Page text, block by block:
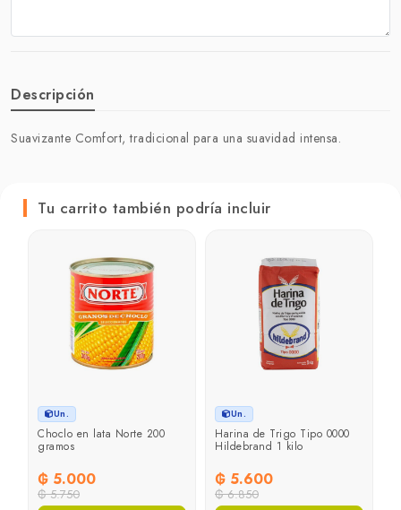
Descripción
Suavizante Comfort, tradicional para una suavidad intensa.
Tu carrito también podría incluir
Un.
Choclo en lata Norte 200
gramos
₲ 5.000
₲ 5.750
Un.
Harina de Trigo Tipo 0000
Hildebrand 1 kilo
₲ 5.600
₲ 6.850